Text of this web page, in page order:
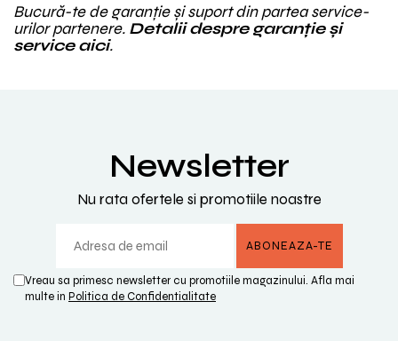
Bucură-te de garanție și suport din partea service-
urilor partenere. Detalii despre garanție și
service aici.
Newsletter
Nu rata ofertele si promotiile noastre
Vreau sa primesc newsletter cu promotiile magazinului. Afla mai
multe in Politica de Confidentialitate